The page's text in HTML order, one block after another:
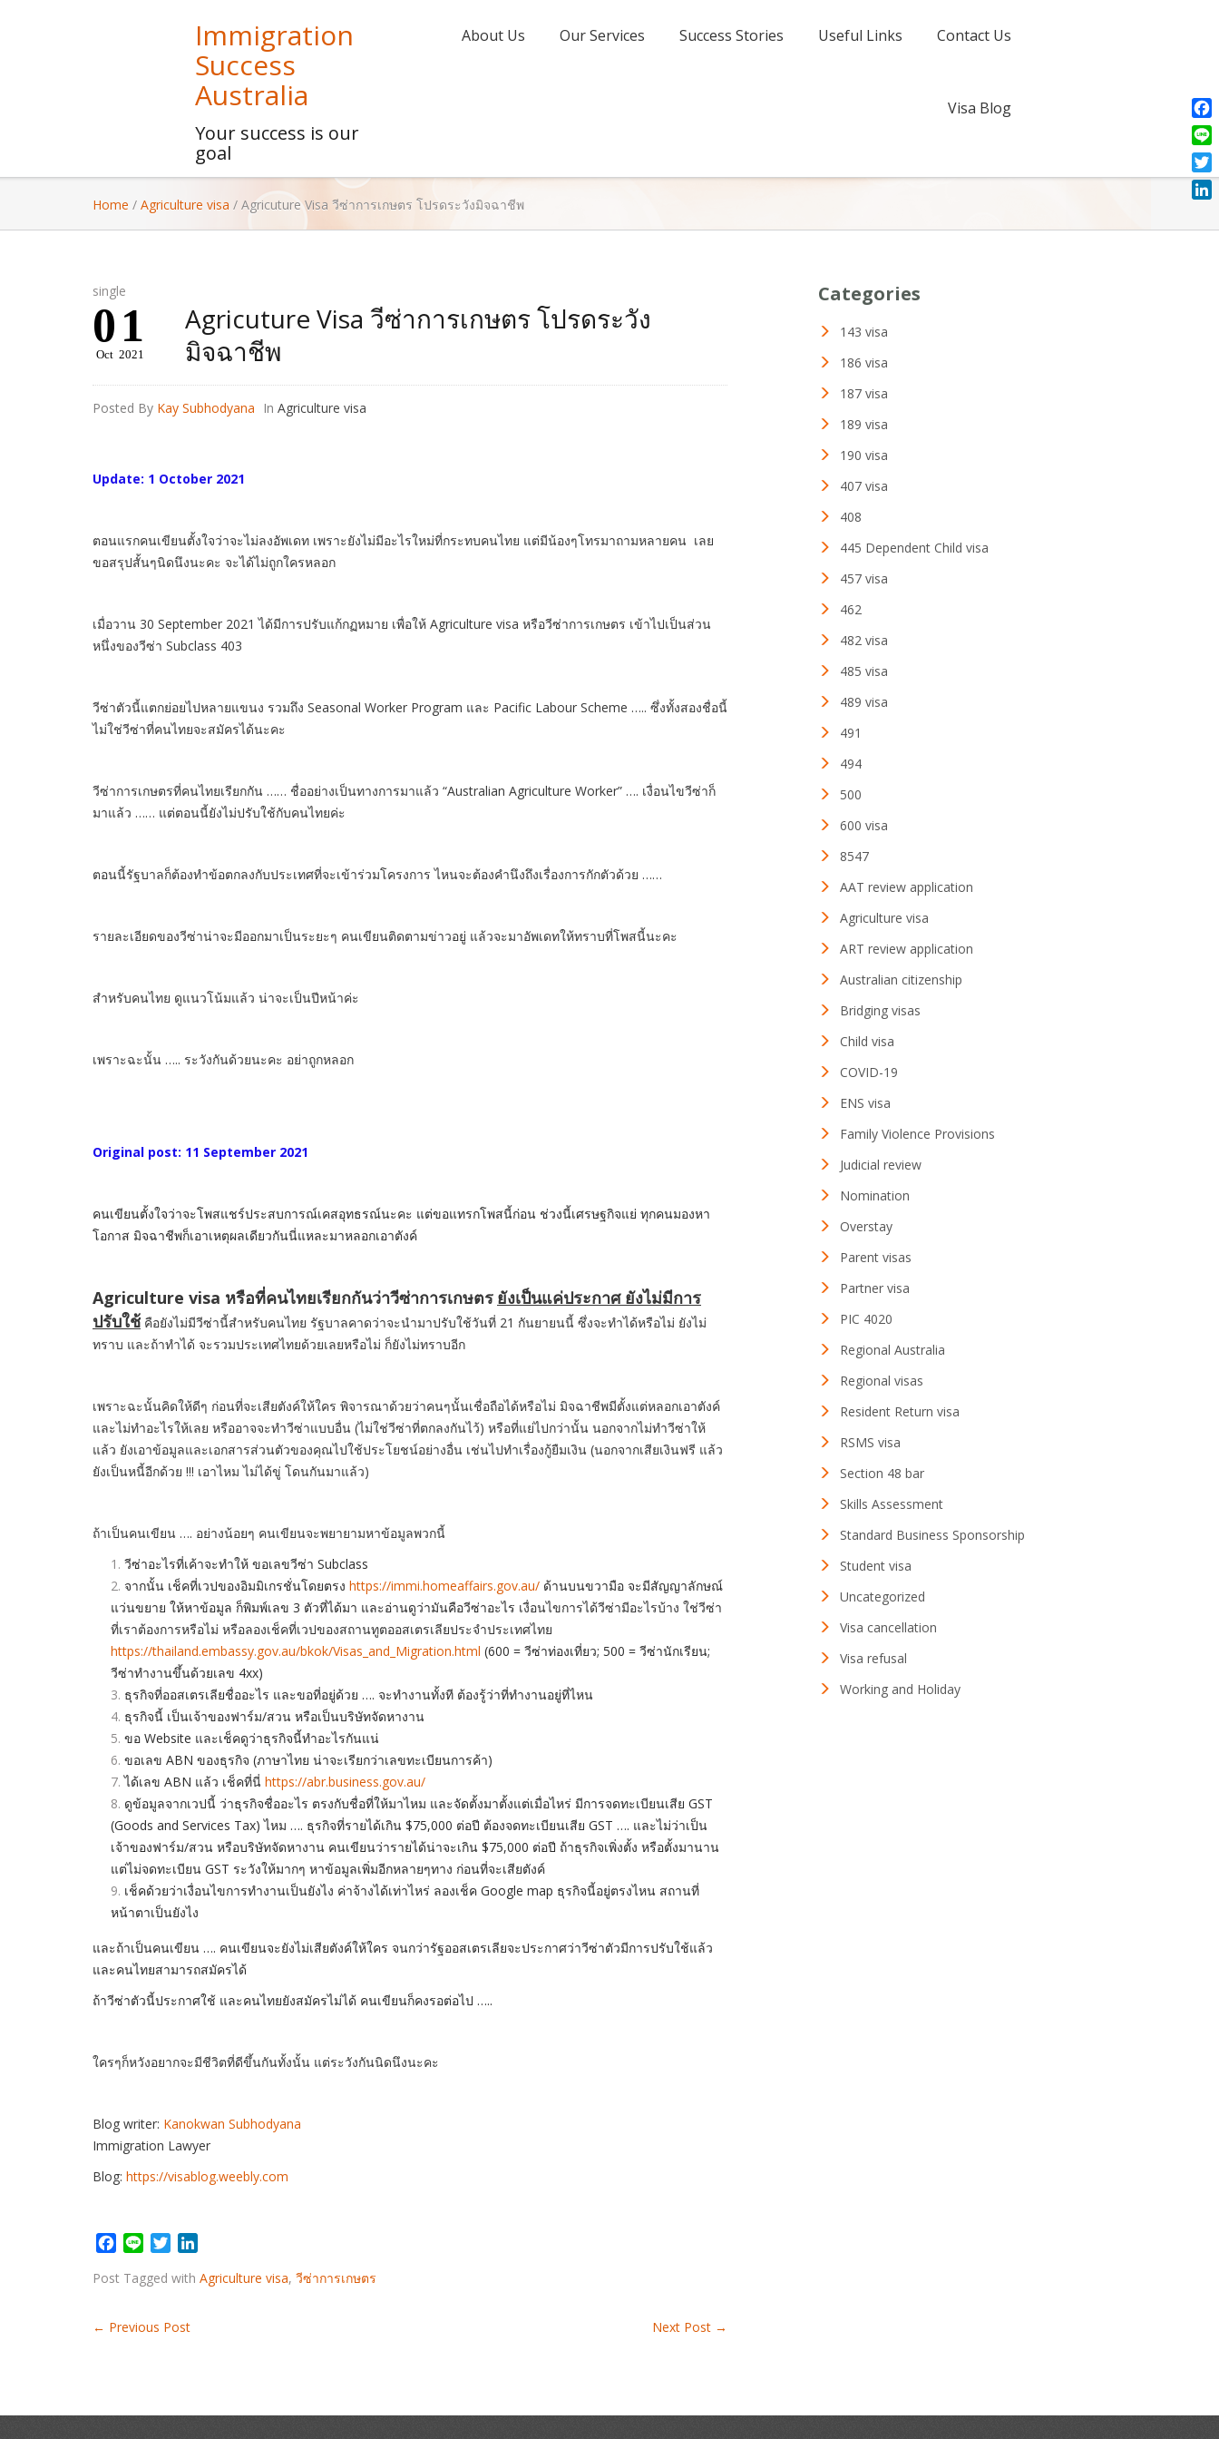
Immigration
Success
Australia
Your success is our
goal
About Us Our Services Success Stories Useful Links Contact Us
Visa Blog
Home / Agriculture visa / Agricuture Visa วีซ่าการเกษตร โปรดระวังมิจฉาชีพ
single
01
Oct 2021
Agricuture Visa วีซ่าการเกษตร โปรดระวัง
มิจฉาชีพ
Posted By Kay Subhodyana In Agriculture visa
Update: 1 October 2021
ตอนแรกคนเขียนตั้งใจว่าจะไม่ลงอัพเดท เพราะยังไม่มีอะไรใหม่ที่กระทบคนไทย แต่มีน้องๆโทรมาถามหลายคน เลย
ขอสรุปสั้นๆนิดนึงนะคะ จะได้ไม่ถูกใครหลอก
เมื่อวาน 30 September 2021 ได้มีการปรับแก้กฏหมาย เพื่อให้ Agriculture visa หรือวีซ่าการเกษตร เข้าไปเป็นส่วน
หนึ่งของวีซ่า Subclass 403
วีซ่าตัวนี้แตกย่อยไปหลายแขนง รวมถึง Seasonal Worker Program และ Pacific Labour Scheme ….. ซึ่งทั้งสองชื่อนี้
ไม่ใช่วีซ่าที่คนไทยจะสมัครได้นะคะ
วีซ่าการเกษตรที่คนไทยเรียกกัน …… ชื่ออย่างเป็นทางการมาแล้ว “Australian Agriculture Worker” …. เงื่อนไขวีซ่าก็
มาแล้ว …… แต่ตอนนี้ยังไม่ปรับใช้กับคนไทยค่ะ
ตอนนี้รัฐบาลก็ต้องทำข้อตกลงกับประเทศที่จะเข้าร่วมโครงการ ไหนจะต้องคำนึงถึงเรื่องการกักตัวด้วย ……
รายละเอียดของวีซ่าน่าจะมีออกมาเป็นระยะๆ คนเขียนติดตามข่าวอยู่ แล้วจะมาอัพเดทให้ทราบที่โพสนี้นะคะ
สำหรับคนไทย ดูแนวโน้มแล้ว น่าจะเป็นปีหน้าค่ะ
เพราะฉะนั้น ….. ระวังกันด้วยนะคะ อย่าถูกหลอก
Original post: 11 September 2021
คนเขียนตั้งใจว่าจะโพสแชร์ประสบการณ์เคสอุทธรณ์นะคะ แต่ขอแทรกโพสนี้ก่อน ช่วงนี้เศรษฐกิจแย่ ทุกคนมองหา
โอกาส มิจฉาชีพก็เอาเหตุผลเดียวกันนี่แหละมาหลอกเอาตังค์
Agriculture visa หรือที่คนไทยเรียกกันว่าวีซ่าการเกษตร ยังเป็นแค่ประกาศ ยังไม่มีการ
ปรับใช้คือยังไม่มีวีซ่านี้สำหรับคนไทย รัฐบาลคาดว่าจะนำมาปรับใช้วันที่ 21 กันยายนนี้ ซึ่งจะทำได้หรือไม่ ยังไม่
ทราบ และถ้าทำได้ จะรวมประเทศไทยด้วยเลยหรือไม่ ก็ยังไม่ทราบอีก
เพราะฉะนั้นคิดให้ดีๆ ก่อนที่จะเสียตังค์ให้ใคร พิจารณาด้วยว่าคนๆนั้นเชื่อถือได้หรือไม่ มิจฉาชีพมีตั้งแต่หลอกเอาตังค์
และไม่ทำอะไรให้เลย หรืออาจจะทำวีซ่าแบบอื่น (ไม่ใช่วีซ่าที่ตกลงกันไว้) หรือที่แย่ไปกว่านั้น นอกจากไม่ทำวีซ่าให้
แล้ว ยังเอาข้อมูลและเอกสารส่วนตัวของคุณไปใช้ประโยชน์อย่างอื่น เช่นไปทำเรื่องกู้ยืมเงิน (นอกจากเสียเงินฟรี แล้ว
ยังเป็นหนี้อีกด้วย !!! เอาไหม ไม่ได้ขู่ โดนกันมาแล้ว)
ถ้าเป็นคนเขียน …. อย่างน้อยๆ คนเขียนจะพยายามหาข้อมูลพวกนี้
วีซ่าอะไรที่เค้าจะทำให้ ขอเลขวีซ่า Subclass
จากนั้น เช็คที่เวปของอิมมิเกรชั่นโดยตรง https://immi.homeaffairs.gov.au/ ด้านบนขวามือ จะมีสัญญาลักษณ์
แว่นขยาย ให้หาข้อมูล ก็พิมพ์เลข 3 ตัวที่ได้มา และอ่านดูว่ามันคือวีซ่าอะไร เงื่อนไขการได้วีซ่ามีอะไรบ้าง ใช่วีซ่า
ที่เราต้องการหรือไม่ หรือลองเช็คที่เวปของสถานทูตออสเตรเลียประจำประเทศไทย
https://thailand.embassy.gov.au/bkok/Visas_and_Migration.html (600 = วีซ่าท่องเที่ยว; 500 = วีซ่านักเรียน;
วีซ่าทำงานขึ้นด้วยเลข 4xx)
ธุรกิจที่ออสเตรเลียชื่ออะไร และขอที่อยู่ด้วย …. จะทำงานทั้งที ต้องรู้ว่าที่ทำงานอยู่ที่ไหน
ธุรกิจนี้ เป็นเจ้าของฟาร์ม/สวน หรือเป็นบริษัทจัดหางาน
ขอ Website และเช็คดูว่าธุรกิจนี้ทำอะไรกันแน่
ขอเลข ABN ของธุรกิจ (ภาษาไทย น่าจะเรียกว่าเลขทะเบียนการค้า)
ได้เลข ABN แล้ว เช็คที่นี่ https://abr.business.gov.au/
ดูข้อมูลจากเวปนี้ ว่าธุรกิจชื่ออะไร ตรงกับชื่อที่ให้มาไหม และจัดตั้งมาตั้งแต่เมื่อไหร่ มีการจดทะเบียนเสีย GST
(Goods and Services Tax) ไหม …. ธุรกิจที่รายได้เกิน $75,000 ต่อปี ต้องจดทะเบียนเสีย GST …. และไม่ว่าเป็น
เจ้าของฟาร์ม/สวน หรือบริษัทจัดหางาน คนเขียนว่ารายได้น่าจะเกิน $75,000 ต่อปี ถ้าธุรกิจเพิ่งตั้ง หรือตั้งมานาน
แต่ไม่จดทะเบียน GST ระวังให้มากๆ หาข้อมูลเพิ่มอีกหลายๆทาง ก่อนที่จะเสียตังค์
เช็คด้วยว่าเงื่อนไขการทำงานเป็นยังไง ค่าจ้างได้เท่าไหร่ ลองเช็ค Google map ธุรกิจนี้อยู่ตรงไหน สถานที่
หน้าตาเป็นยังไง
และถ้าเป็นคนเขียน …. คนเขียนจะยังไม่เสียตังค์ให้ใคร จนกว่ารัฐออสเตรเลียจะประกาศว่าวีซ่าตัวมีการปรับใช้แล้ว
และคนไทยสามารถสมัครได้
ถ้าวีซ่าตัวนี้ประกาศใช้ และคนไทยยังสมัครไม่ได้ คนเขียนก็คงรอต่อไป …..
ใครๆก็หวังอยากจะมีชีวิตที่ดีขึ้นกันทั้งนั้น แต่ระวังกันนิดนึงนะคะ
Blog writer: Kanokwan Subhodyana
Immigration Lawyer
Blog: https://visablog.weebly.com
c
b
n
i
t
n
Post Tagged with Agriculture visa, วีซ่าการเกษตร
← Previous Post Next Post →
Categories
143 visa
186 visa
187 visa
189 visa
190 visa
407 visa
408
445 Dependent Child visa
457 visa
462
482 visa
485 visa
489 visa
491
494
500
600 visa
8547
AAT review application
Agriculture visa
ART review application
Australian citizenship
Bridging visas
Child visa
COVID-19
ENS visa
Family Violence Provisions
Judicial review
Nomination
Overstay
Parent visas
Partner visa
PIC 4020
Regional Australia
Regional visas
Resident Return visa
RSMS visa
Section 48 bar
Skills Assessment
Standard Business Sponsorship
Student visa
Uncategorized
Visa cancellation
Visa refusal
Working and Holiday
Line